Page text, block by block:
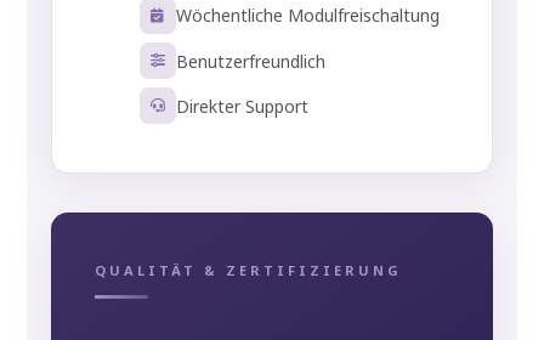
Wöchentliche Modulfreischaltung
Benutzerfreundlich
Direkter Support
QUALITÄT & ZERTIFIZIERUNG